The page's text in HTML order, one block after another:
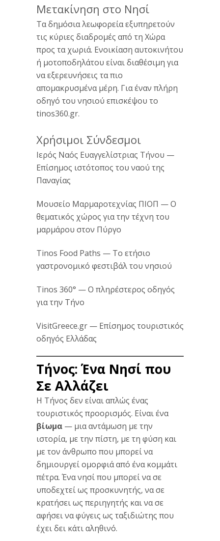
Μετακίνηση στο Νησί
Τα δημόσια λεωφορεία εξυπηρετούν
τις κύριες διαδρομές από τη Χώρα
προς τα χωριά. Ενοικίαση αυτοκινήτου
ή μοτοποδηλάτου είναι διαθέσιμη για
να εξερευνήσεις τα πιο
απομακρυσμένα μέρη. Για έναν πλήρη
οδηγό του νησιού επισκέψου το
tinos360.gr.
Χρήσιμοι Σύνδεσμοι
Ιερός Ναός Ευαγγελίστριας Τήνου —
Επίσημος ιστότοπος του ναού της
Παναγίας
Μουσείο Μαρμαροτεχνίας ΠΙΟΠ — Ο
θεματικός χώρος για την τέχνη του
μαρμάρου στον Πύργο
Tinos Food Paths — Το ετήσιο
γαστρονομικό φεστιβάλ του νησιού
Tinos 360° — Ο πληρέστερος οδηγός
για την Τήνο
VisitGreece.gr — Επίσημος τουριστικός
οδηγός Ελλάδας
Τήνος: Ένα Νησί που
Σε Αλλάζει
Η Τήνος δεν είναι απλώς ένας
τουριστικός προορισμός. Είναι ένα
βίωμα — μια αντάμωση με την
ιστορία, με την πίστη, με τη φύση και
με τον άνθρωπο που μπορεί να
δημιουργεί ομορφιά από ένα κομμάτι
πέτρα. Ένα νησί που μπορεί να σε
υποδεχτεί ως προσκυνητής, να σε
κρατήσει ως περιηγητής και να σε
αφήσει να φύγεις ως ταξιδιώτης που
έχει δει κάτι αληθινό.